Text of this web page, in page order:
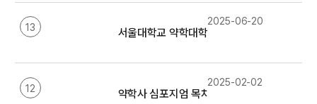
13 서울대학교 약학대학 설립 110주년 기념 공동
2025-06-20
12 약학사 심포지엄 목차 (11회 ~ 20회)
2025-02-02